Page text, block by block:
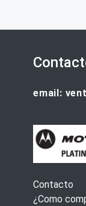
email:
Contacto
¿Como